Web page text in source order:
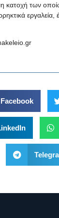
κατοχή των
εργαλεία,
Facebook